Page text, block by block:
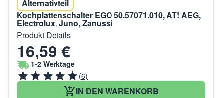
Alternativteil
Kochplattenschalter EGO 50.57071.010, AT! AEG,
Electrolux, Juno, Zanussi
Produkt Details
16,59 €
1-2 Werktage
(6)
IN DEN WARENKORB